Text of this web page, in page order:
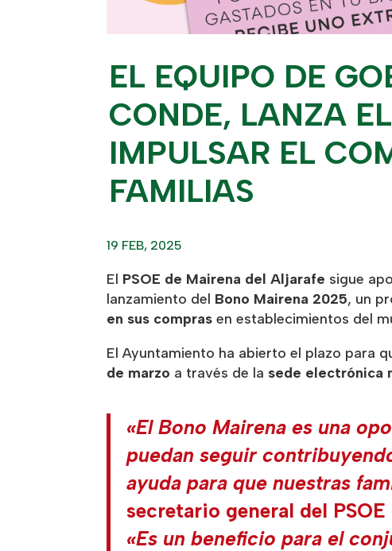
EL EQUIPO DE
CONDE, LANZA
IMPULSAR EL
FAMILIAS
19 FEB, 2025
El PSOE de Mairena del Aljarafe sigue
lanzamiento del Bono Mairena 2025, un
en sus compras en establecimientos del
El Ayuntamiento ha abierto el plazo para
de marzo a través de la sede electrónica
«El Bono Mairena es una
puedan seguir
ayuda para que nuestras
secretario general del
«Es un beneficio para el